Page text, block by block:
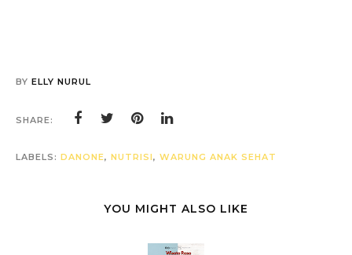
BY ELLY NURUL
SHARE:
LABELS: DANONE, NUTRISI, WARUNG ANAK SEHAT
YOU MIGHT ALSO LIKE